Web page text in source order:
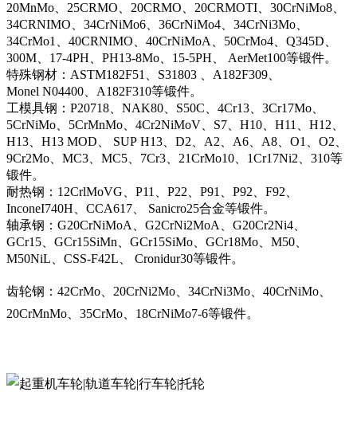
20MnMo、25CRMO、20CRMO、20CRMOTI、30CrNiMo8、
34CRNIMO、34CrNiMo6、36CrNiMo4、34CrNi3Mo、
34CrMo1、40CRNIMO、40CrNiMoA、50CrMo4、Q345D、
300M、17-4PH、PH13-8Mo、15-5PH、 AerMet100等锻件。
特殊钢材：ASTM182F51、S31803 、A182F309、
Monel N04400、A182F310等锻件。
工模具钢：P20718、NAK80、S50C、4Cr13、3Cr17Mo、
5CrNiMo、5CrMnMo、4Cr2NiMoV、S7、H10、H11、H12、
H13、H13 MOD、 SUP H13、D2、A2、A6、A8、O1、O2、
9Cr2Mo、MC3、MC5、7Cr3、21CrMo10、1Cr17Ni2、310等
锻件。
耐热钢：12CrlMoVG、P11、P22、P91、P92、F92、
InconeI740H、CCA617、 Sanicro25合金等锻件。
轴承钢：G20CrNiMoA、G2CrNi2MoA、G20Cr2Ni4、
GCr15、GCr15SiMn、GCr15SiMo、GCr18Mo、M50、
M50NiL、CSS-F42L、 Cronidur30等锻件。
齿轮钢：42CrMo、20CrNi2Mo、34CrNi3Mo、40CrNiMo、
20CrMnMo、35CrMo、18CrNiMo7-6等锻件。